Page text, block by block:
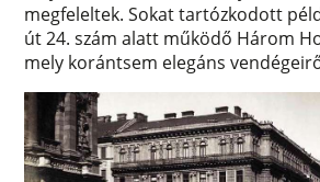
megfeleltek. Sokat tartózkodott
út 24. szám alatt működő Három
mely korántsem elegáns